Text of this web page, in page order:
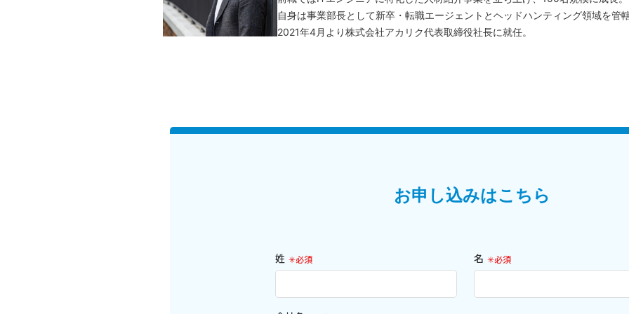
自身は事業部長として新卒・転職エージェントとヘッドハンティング領域を管
2021年4月より株式会社アカリク代表取締役社長に就任。
お申し込みはこちら